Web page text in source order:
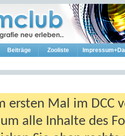
Beiträge Zooliste
ersten Mal im DCC
alle Inhalte des